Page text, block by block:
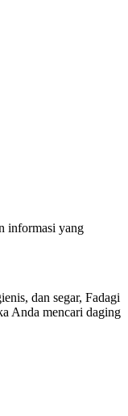
informasi yang
dan segar, Fadagi
Anda mencari daging